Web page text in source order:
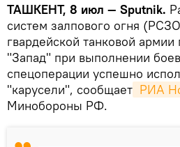
ТАШКЕНТ, 8 июл — Sputnik.
систем залпового огня
гвардейской танковой армии
"Запад" при выполнении
спецоперации успешно
"карусели", сообщает РИА
Минобороны РФ.